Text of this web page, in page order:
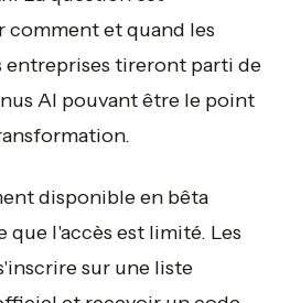
comment et quand les
entreprises tireront parti de
AI pouvant être le point
disponible en bêta
que l'accès est limité. Les
sur une liste